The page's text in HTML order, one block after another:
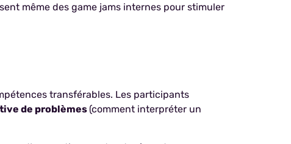
même des game jams internes pour stimuler
transférables. Les participants
de problèmes (comment interpréter un